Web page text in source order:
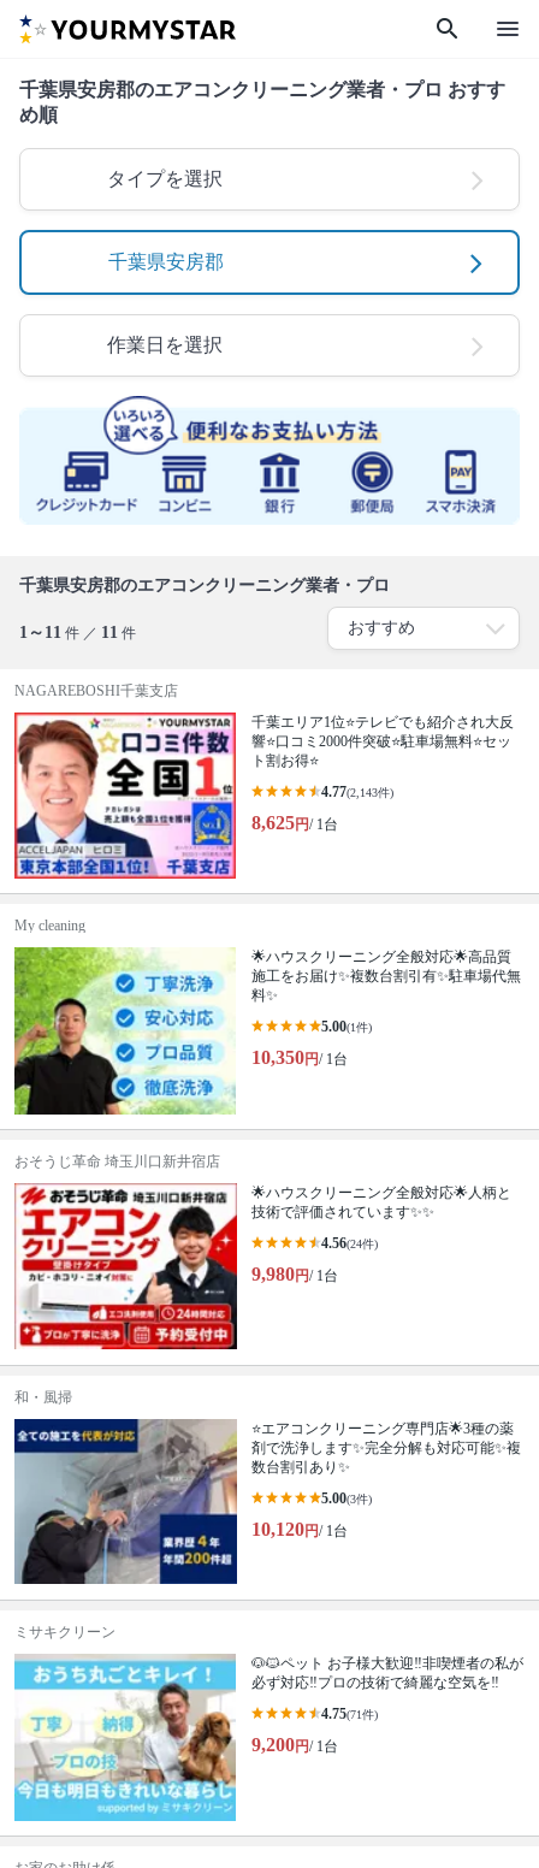
search menu
千葉県安房郡のエアコンクリーニング業者・プロ おすす
め順
タイプを選択
千葉県安房郡
作業日を選択
千葉県安房郡のエアコンクリーニング業者・プロ
1～11 件 ／ 11 件
NAGAREBOSHI千葉支店
千葉エリア1位⭐テレビでも紹介され大反
響⭐️口コミ2000件突破⭐️駐車場無料⭐セッ
ト割お得⭐
4.77(2,143件)
8,625円/ 1台
My cleaning
🌟ハウスクリーニング全般対応🌟高品質
施工をお届け✨複数台割引有✨駐車場代無
料✨
5.00(1件)
10,350円/ 1台
おそうじ革命 埼玉川口新井宿店
🌟ハウスクリーニング全般対応🌟人柄と
技術で評価されています✨✨
4.56(24件)
9,980円/ 1台
和・風掃
⭐️エアコンクリーニング専門店🌟3種の薬
剤で洗浄します✨完全分解も対応可能✨複
数台割引あり✨
5.00(3件)
10,120円/ 1台
ミサキクリーン
🐶🐱ペット お子様大歓迎‼️非喫煙者の私が
必ず対応‼️プロの技術で綺麗な空気を‼️
4.75(71件)
9,200円/ 1台